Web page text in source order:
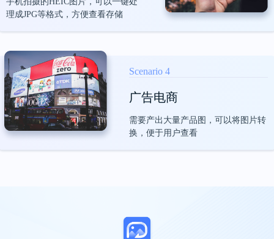
理成JPG等格式，方便查看存储
Scenario 4
广告电商
需要产出大量产品图，可以将图片转
换，便于用户查看
轻松了。
雪梨
很需要这个软件